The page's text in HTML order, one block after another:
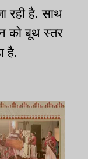
रही है. साथ
को बूथ स्तर
है.